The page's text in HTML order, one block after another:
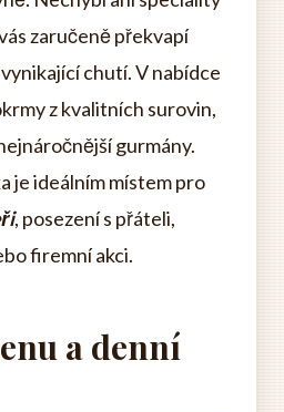
zaručeně překvapí
chutí. V nabídce
z kvalitních surovin,
gurmány.
je ideálním místem pro
, posezení s přáteli,
firemní akci.
a denní